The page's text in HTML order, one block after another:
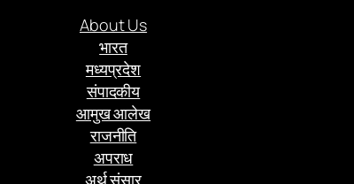
About Us
भारत
मध्यप्रदेश
संपादकीय
आमुख आलेख
राजनीति
अपराध